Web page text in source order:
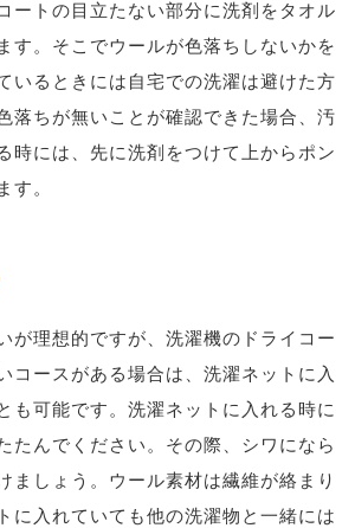
ートの目立たない部分に洗剤をタオル
す。そこでウールが色落ちしないかを
いるときには自宅での洗濯は避けた方
落ちが無いことが確認できた場合、汚
時には、先に洗剤をつけて上からポン
。
が理想的ですが、洗濯機のドライコー
コースがある場合は、洗濯ネットに入
も可能です。洗濯ネットに入れる時に
たんでください。その際、シワになら
ましょう。ウール素材は繊維が絡まり
に入れていても他の洗濯物と一緒には